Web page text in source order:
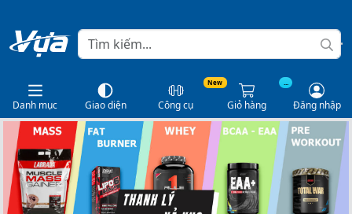
Danh mục Giao diện
New
Công cụ
...
Giỏ hàng Đăng nhập